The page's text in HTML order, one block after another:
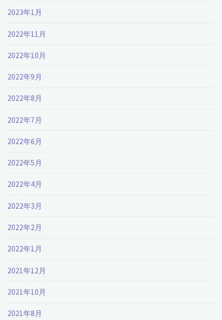
2023年1月
2022年11月
2022年10月
2022年9月
2022年8月
2022年7月
2022年6月
2022年5月
2022年4月
2022年3月
2022年2月
2022年1月
2021年12月
2021年10月
2021年8月